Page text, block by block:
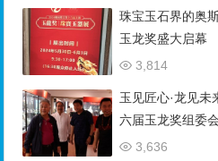
珠宝玉石界的奥
玉龙奖盛大启幕
3,814
玉见匠心·龙见
六届玉龙奖组委
3,636